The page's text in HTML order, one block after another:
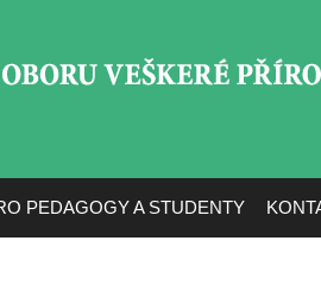
PEDAGOGY A STUDENTY